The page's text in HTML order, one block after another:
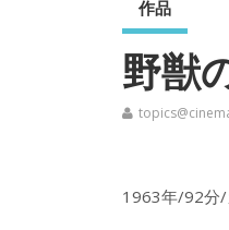
作品
野獣
1963年/92分/